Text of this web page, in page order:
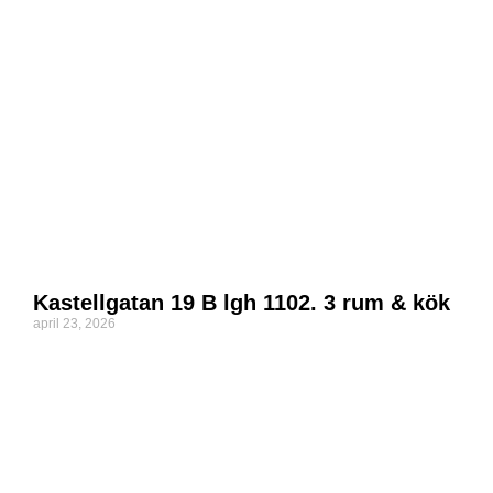
Kastellgatan 19 B lgh 1102. 3 rum & kök
april 23, 2026